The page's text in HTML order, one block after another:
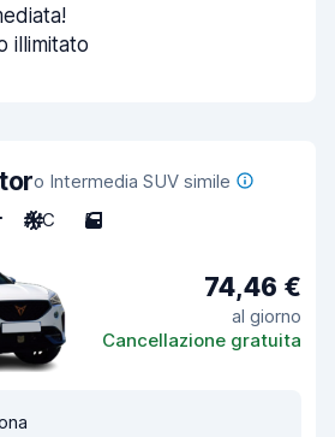
illimitato
o Intermedia SUV simile
A/C 5
74,46 €
al giorno
Cancellazione gratuita